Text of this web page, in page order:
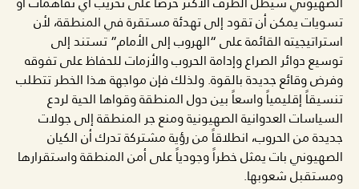
تسويات يمكن أن تقود إلى تهدئة مستقرة في المنطقة، لأن
استراتيجيته القائمة على “الهروب إلى الأمام” تستند إلى
توسيع دوائر الصراع وإدامة الحروب والأزمات للحفاظ على تفوقه
وفرض وقائع جديدة بالقوة. ولذلك فإن مواجهة هذا الخطر تتطلب
تنسيقاً إقليمياً واسعاً بين دول المنطقة وقواها الحية لردع
السياسات العدوانية الصهيونية ومنع جر المنطقة إلى جولات
جديدة من الحروب، انطلاقاً من رؤية مشتركة تدرك أن الكيان
الصهيوني بات يمثل خطراً وجودياً على أمن المنطقة واستقرارها
ومستقبل شعوبها.